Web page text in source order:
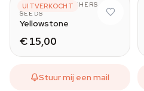
UITVERKOCHT
THE KUSH BROTHERS
SEEDS
Yellowstone
€ 15,00
Stuur mij een mail